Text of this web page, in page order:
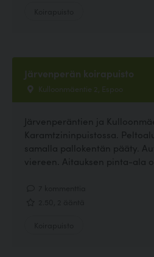
Järvenperän koirapuisto
Kulloonmäentie 2, Espoo
Järvenperäntien ja
Karamtzininpuistossa.
samalla pallokentän pääty.
viereen. Aitauksen pinta-ala